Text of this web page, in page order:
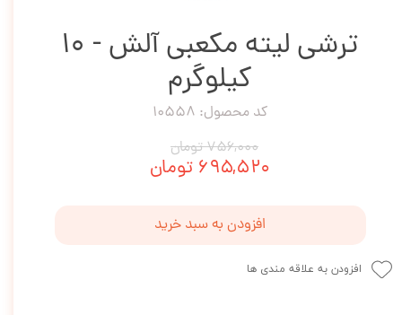
ترشی لیته مکعبی آلش - 10
کیلوگرم
کد محصول: 10558
۷۵۶,۰۰۰ تومان
۶۹۵,۵۲۰ تومان
افزودن به سبد خرید
افزودن به علاقه مندی ها